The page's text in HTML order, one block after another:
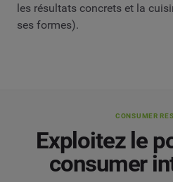
les résultats concrets et la
ses formes).
CONSUMER
Exploitez le
consumer